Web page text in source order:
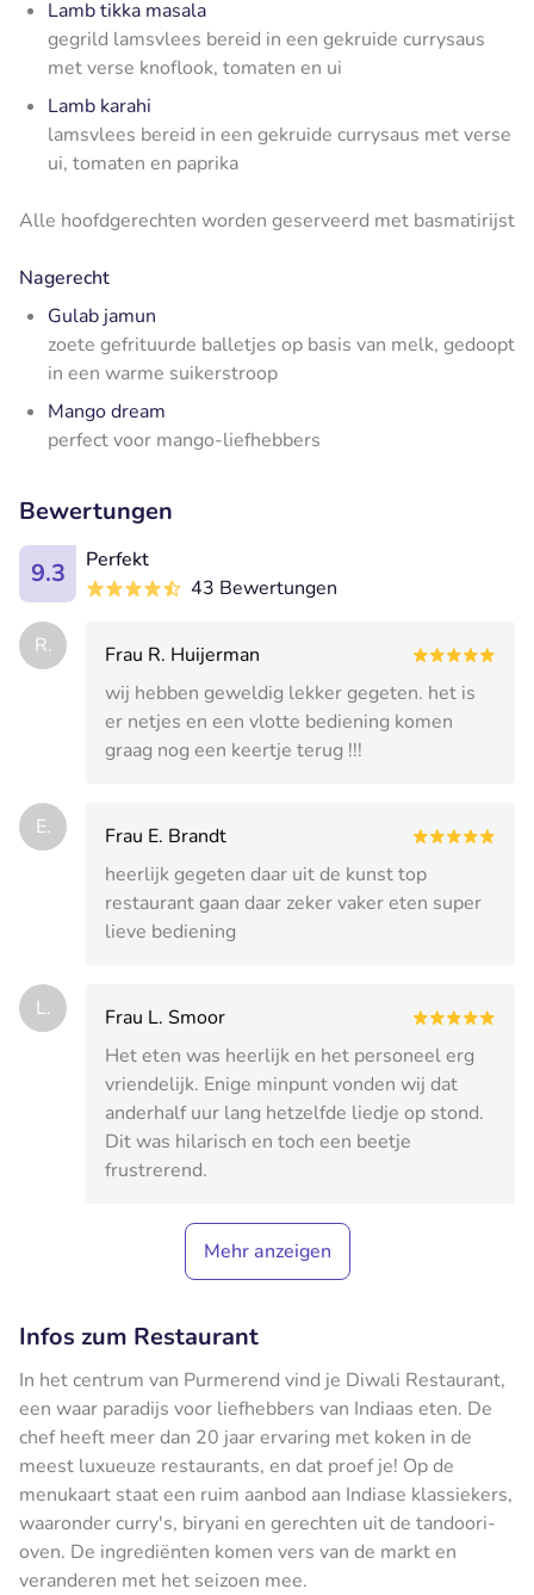
Lamb tikka masala
gegrild lamsvlees bereid in een gekruide currysaus
met verse knoflook, tomaten en ui
Lamb karahi
lamsvlees bereid in een gekruide currysaus met verse
ui, tomaten en paprika
Alle hoofdgerechten worden geserveerd met basmatirijst
Nagerecht
Gulab jamun
zoete gefrituurde balletjes op basis van melk, gedoopt
in een warme suikerstroop
Mango dream
perfect voor mango-liefhebbers
Bewertungen
9.3
Perfekt
43 Bewertungen
R.
Frau R. Huijerman
wij hebben geweldig lekker gegeten. het is
er netjes en een vlotte bediening komen
graag nog een keertje terug !!!
E.
Frau E. Brandt
heerlijk gegeten daar uit de kunst top
restaurant gaan daar zeker vaker eten super
lieve bediening
L.
Frau L. Smoor
Het eten was heerlijk en het personeel erg
vriendelijk. Enige minpunt vonden wij dat
anderhalf uur lang hetzelfde liedje op stond.
Dit was hilarisch en toch een beetje
frustrerend.
Mehr anzeigen
Infos zum Restaurant
In het centrum van Purmerend vind je Diwali Restaurant,
een waar paradijs voor liefhebbers van Indiaas eten. De
chef heeft meer dan 20 jaar ervaring met koken in de
meest luxueuze restaurants, en dat proef je! Op de
menukaart staat een ruim aanbod aan Indiase klassiekers,
waaronder curry's, biryani en gerechten uit de tandoori-
oven. De ingrediënten komen vers van de markt en
veranderen met het seizoen mee.